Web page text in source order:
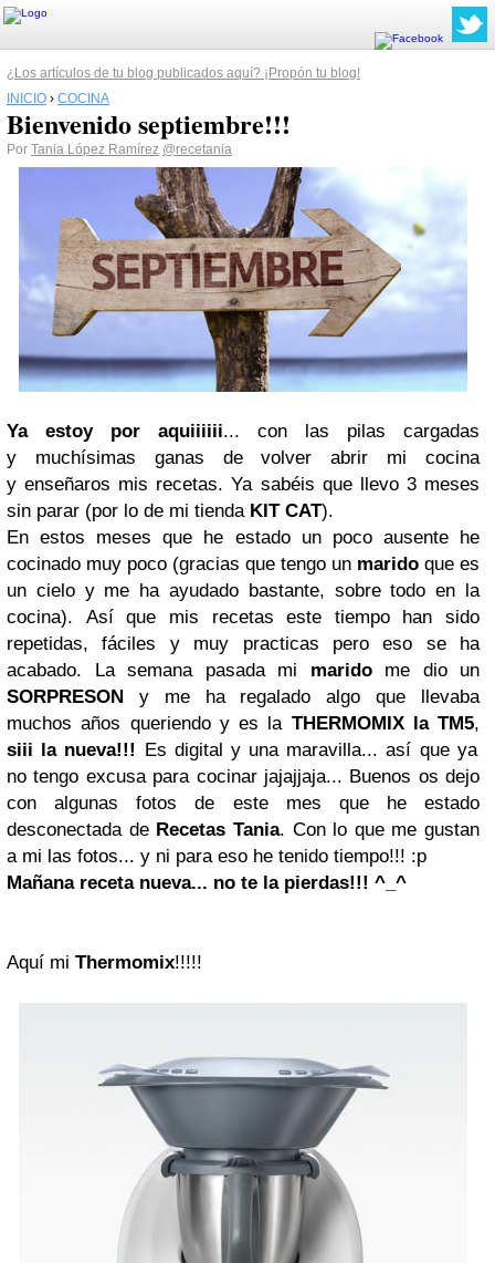
¿Los artículos de tu blog publicados aquí? ¡Propón tu blog!
INICIO › COCINA
Bienvenido septiembre!!!
Por Tania López Ramírez @recetania
Ya estoy por aquiiiiii... con las pilas cargadas
y muchísimas ganas de volver abrir mi cocina
yenseñaros mis recetas. Ya sabéis que llevo 3 meses
sin parar (por lo de mi tienda KIT CAT).
En estos meses que he estado un poco ausente he
cocinado muy poco (gracias que tengo un marido que es
un cielo y me ha ayudado bastante, sobre todo en la
cocina). Así que mis recetas este tiempo han sido
repetidas, fáciles y muy practicas pero eso se ha
acabado. La semana pasada mi maridome dio un
SORPRESON
y me ha regalado algo que llevaba
muchos años queriendo y es la THERMOMIX la TM5,
siii la nueva!!!
Es digital y una maravilla... así que ya
no tengo excusa para cocinar jajajjaja... Buenos os dejo
con algunas fotos de este mes que he estado
desconectada de Recetas Tania. Con lo que me gustan
a mi las fotos... y ni para eso he tenido tiempo!!! :p
Mañana receta nueva... no te la pierdas!!! ^_^
Aquí mi Thermomix!!!!!